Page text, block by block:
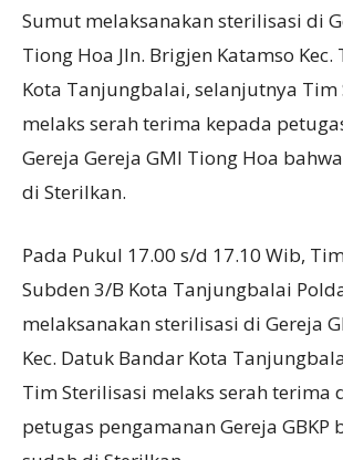
Sumut melaksanakan sterilisasi di
Tiong Hoa Jln. Brigjen Katamso Kec.
Kota Tanjungbalai, selanjutnya Tim
melaks serah terima kepada
Gereja Gereja GMI Tiong Hoa
di Sterilkan.
Pada Pukul 17.00 s/d 17.10 Wib,
Subden 3/B Kota Tanjungbalai
melaksanakan sterilisasi di Gereja
Kec. Datuk Bandar Kota
Tim Sterilisasi melaks serah terima
petugas pengamanan Gereja GBKP